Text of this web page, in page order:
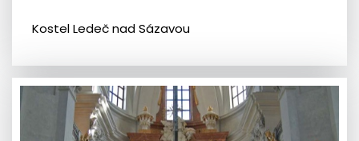
Kostel Ledeč nad Sázavou